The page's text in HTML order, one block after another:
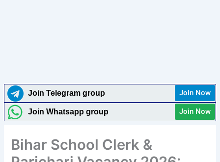
Join Telegram group Join Now
Join Whatsapp group Join Now
Bihar School Clerk &